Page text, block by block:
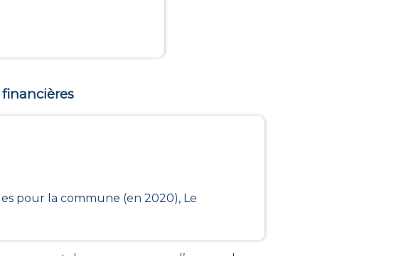
pour la commune (en 2020), Le